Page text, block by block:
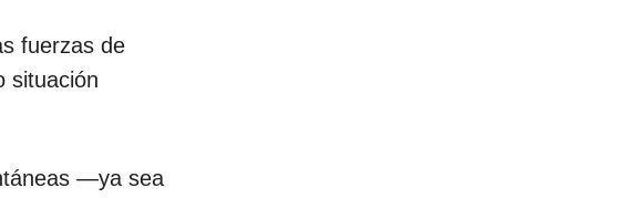
fuerzas de
situación
—ya sea